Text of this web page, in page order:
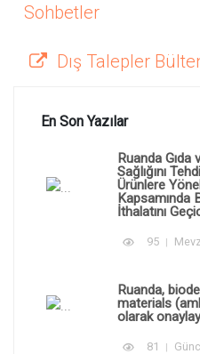
Sohbetler
Dış Talepler
En Son Yazılar
Ruanda
Sağlığını
Ürünlere
Kapsamında
İthalatını
95
Ruanda,
materials
olarak
81